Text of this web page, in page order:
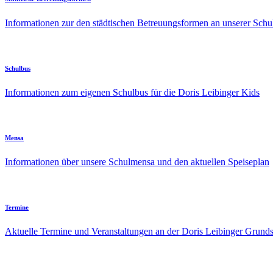
Informationen zur den städtischen Betreuungsformen an unserer
Schulbus
Informationen zum eigenen Schulbus für die Doris Leibinger Kids
Mensa
Informationen über unsere Schulmensa und den aktuellen Speiseplan
Termine
Aktuelle Termine und Veranstaltungen an der Doris Leibinger